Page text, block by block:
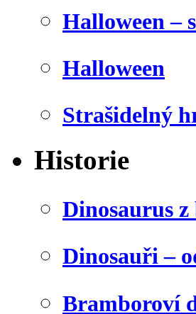
Halloween –
Halloween
Strašidelný
Historie
Dinosaurus
Dinosauři –
Bramboroví